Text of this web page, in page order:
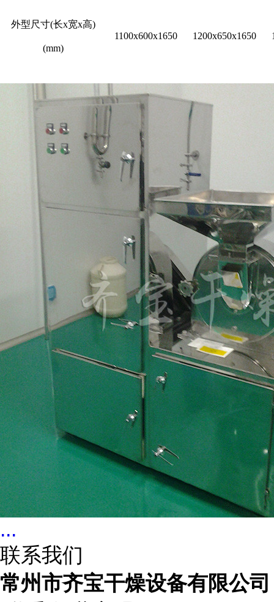
外型尺寸(长x宽x高)
(mm)
1100x600x1650 1200x650x1650
...
联系我们
常州市齐宝干燥设备有限公司